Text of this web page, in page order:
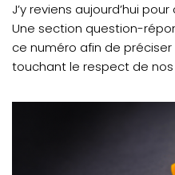
J’y reviens aujourd’hui
Une section question-
ce numéro afin de
touchant le respect de